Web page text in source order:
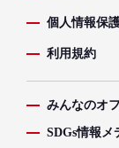
個人情報保
利用規約
みんなのオ
SDGs情報